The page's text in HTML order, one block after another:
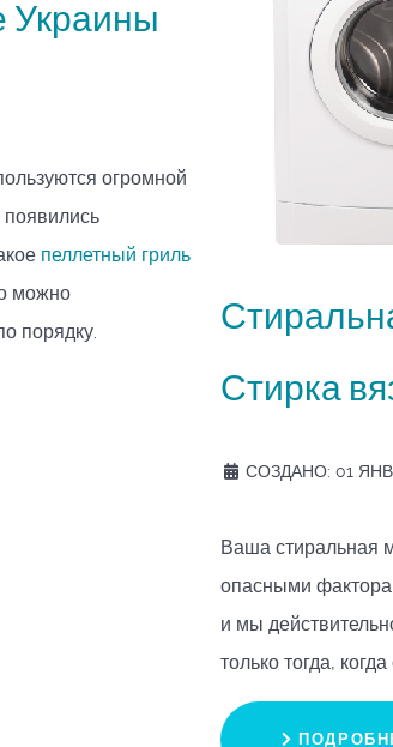
Украины
огромной
пеллетный гриль
можно
порядку.
Стирка
СОЗДАНО: 01
Ваша стиральная
опасными
и мы
только тогда,